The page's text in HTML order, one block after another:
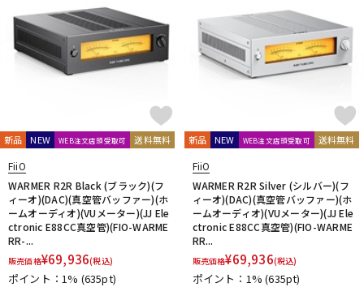
中古 ヴィンテージ
Ehrlund Microphone
Electro Harmonix
Electro Voice
elysia
Empirical Labs ENHANCED AUDIO Entreq
ESI
EVE Audio
Eventide EXFORM
Fischer Amps
FMR AUDIO
FOCAL FOSTEX
Free The Tone
G_2Systems GATOR
GATOR Frameworks
Groove Tubes
HEADREC
HEDD
HEiL SOUND HERCULES
Heritage Audio
HUMPBACK ENGINEERING
IGS Audio
IK Multimedia
Ikebe Original
infist Design ISO ACOUSTICS
ISOVOX
JBL
JohnBlue Audio JZ Microphones
K.W.S
KAKASHI Professional Stands
KAOTICA KENTON
新品 NEW WEB注文店頭受取可 送料無料
FiiO
WARMER R2R Black (ブラック)(フ
ィーオ)(DAC)(真空管バッファー)(ホ
ームオーディオ)(VUメーター)(JJ Ele
ctronic E88CC真空管)(FIO-WARME
RR-...
販売価格¥69,936(税込)
ポイント：1% (635pt)
新品 NEW WEB注文店頭受取可 送料無料
FiiO
WARMER R2R Silver (シルバー)(フ
ィーオ)(DAC)(真空管バッファー)(ホ
ームオーディオ)(VUメーター)(JJ Ele
ctronic E88CC真空管)(FIO-WARME
RR...
販売価格¥69,936(税込)
ポイント：1%(635pt)